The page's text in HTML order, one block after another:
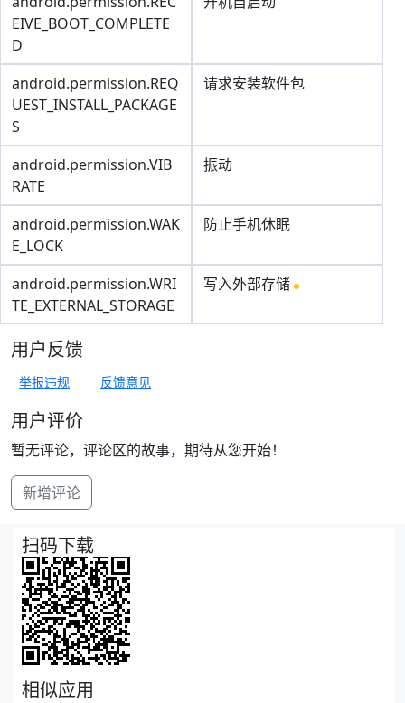
EIVE_BOOT_COMPLETE
D
android.permission.REQ
UEST_INSTALL_PACKAGE
S
请求安装软件包
android.permission.VIB
RATE
振动
android.permission.WAK
E_LOCK
防止手机休眠
android.permission.WRI
TE_EXTERNAL_STORAGE
写入外部存储
用户反馈
举报违规 反馈意见
用户评价
暂无评论，评论区的故事，期待从您开始！
新增评论
扫码下载
相似应用